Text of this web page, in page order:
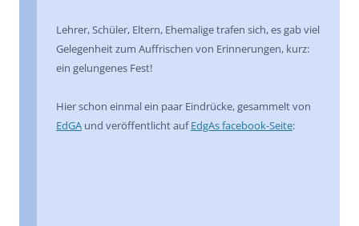
Lehrer, Schüler, Eltern, Ehemalige trafen sich, es gab viel
Gelegenheit zum Auffrischen von Erinnerungen, kurz:
ein gelungenes Fest!
Hier schon einmal ein paar Eindrücke, gesammelt von
EdGA und veröffentlicht aufEdgAs facebook-Seite: